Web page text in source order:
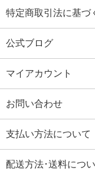
特定商取引法に基づ
公式ブログ
マイアカウント
お問い合わせ
支払い方法について
配送方法･送料につ